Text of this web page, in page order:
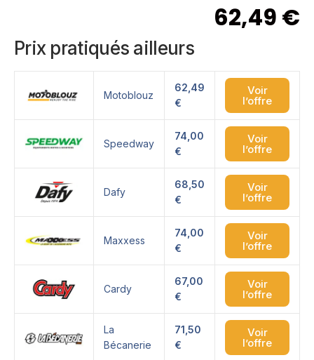
62,49 €
Prix pratiqués ailleurs
Motoblouz
62,49
€
Voir
l’offre
Speedway
74,00
€
Voir
l’offre
Dafy
68,50
€
Voir
l’offre
Maxxess
74,00
€
Voir
l’offre
Cardy
67,00
€
Voir
l’offre
La
Bécanerie
71,50
€
Voir
l’offre